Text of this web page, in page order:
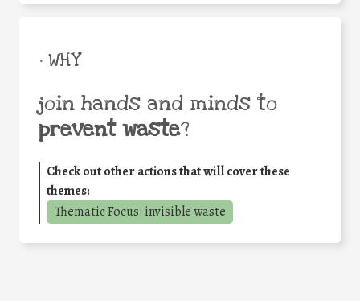
• WHY
join hands and minds to
prevent waste?
Check out other actions that will cover these
themes:
Thematic Focus: invisible waste